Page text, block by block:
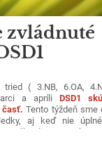
zvládnuté
( 3.NB, 6.OA,
a apríli DSD1
časť. Tento týždeň sme
aj keď nie
v náhradnom termíne.
ktorí získali B1
A2 úroveň.